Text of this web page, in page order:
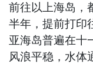
前往以上海岛，
半年，提前打印
亚海岛普遍在十
风浪平稳，水体